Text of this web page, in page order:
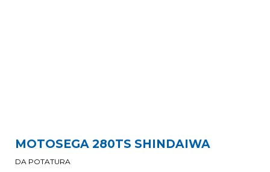
MOTOSEGA 280TS SHINDAIWA
DA POTATURA